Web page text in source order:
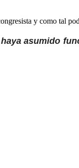
y como tal
asumido